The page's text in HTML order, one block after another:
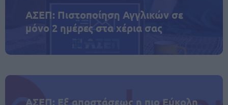
ΑΣΕΠ: Πιστοποίηση Αγγλικών σε
μόνο 2 ημέρες στα χέρια σας
ΑΣΕΠ: Εξ αποστάσεως η πιο Εύκολη